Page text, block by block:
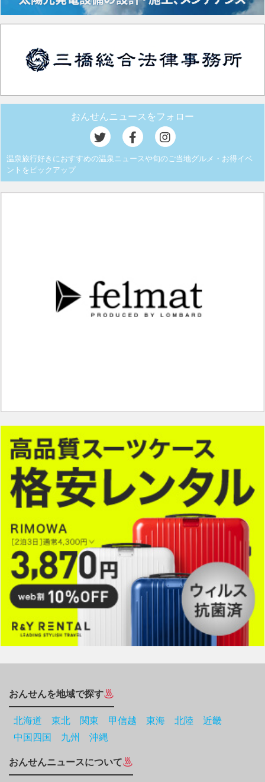
おんせんニュースをフォロー
温泉旅行好きにおすすめの温泉ニュースや旬のご当地グルメ・お得イベ
ントをピックアップ
おんせんを地域で探す
北海道 東北 関東 甲信越 東海 北陸
近畿
中国四国
九州 沖縄
おんせんニュースについて